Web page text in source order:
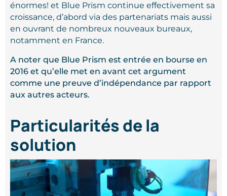
énormes! et Blue Prism continue effectivement sa
croissance, d’abord via des partenariats mais aussi
en ouvrant de nombreux nouveaux bureaux,
notamment en France.
A noter que Blue Prism est entrée en bourse en
2016 et qu’elle met en avant cet argument
comme une preuve d’indépendance par rapport
aux autres acteurs.
Particularités de la
solution